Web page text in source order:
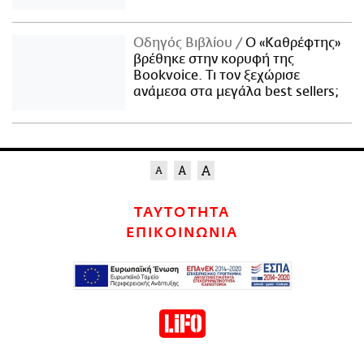
Οδηγός Βιβλίου
Ο «Καθρέφτης»
βρέθηκε στην κορυφή της
Bookvoice. Τι τον ξεχώρισε
ανάμεσα στα μεγάλα best sellers;
ΤΑΥΤΟΤΗΤΑ
ΕΠΙΚΟΙΝΩΝΙΑ